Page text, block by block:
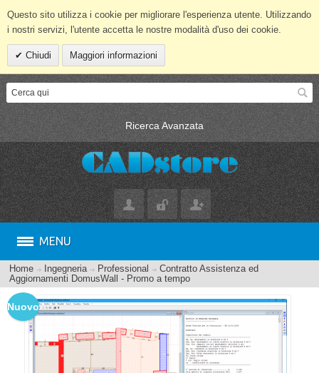
Questo sito utilizza i cookie per migliorare l'esperienza utente. Utilizzando
i nostri servizi, l'utente accetta le nostre modalità d'uso dei cookie.
Chiudi Maggiori informazioni
Ricerca Avanzata
MENU
Home Ingegneria Professional
Contratto Assistenza ed
Aggiornamenti DomusWall - Promo a tempo
Nuovo